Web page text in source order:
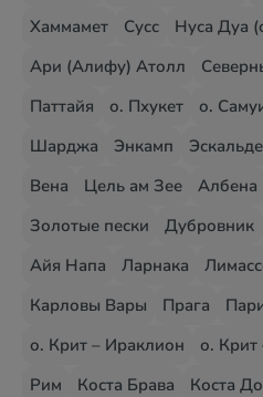
Хаммамет
Сусс
Нуса Дуа
Ари (Алифу) Атолл
Паттайя
о. Пхукет о.
Шарджа
Энкамп
Вена
Цель ам Зее Албена
Золотые пески
Дубровник
Айя Напа
Ларнака
Карловы Вары
Прага
о. Крит – Ираклион
о. Крит
Рим
Коста Брава Коста